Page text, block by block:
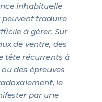
inhabituelle
traduire
à gérer. Sur
de ventre, des
tête récurrents à
des épreuves
le
par une